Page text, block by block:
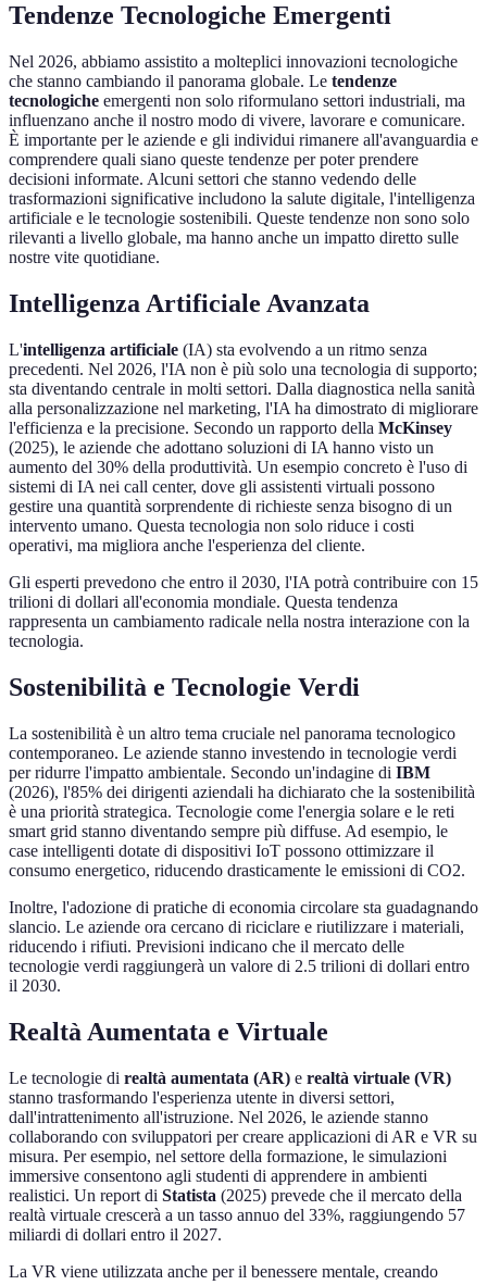
Tendenze Tecnologiche Emergenti
Nel 2026, abbiamo assistito a molteplici innovazioni tecnologiche
che stanno cambiando il panorama globale. Le tendenze
tecnologiche emergenti non solo riformulano settori industriali, ma
influenzano anche il nostro modo di vivere, lavorare e comunicare.
È importante per le aziende e gli individui rimanere all'avanguardia e
comprendere quali siano queste tendenze per poter prendere
decisioni informate. Alcuni settori che stanno vedendo delle
trasformazioni significative includono la salute digitale, l'intelligenza
artificiale e le tecnologie sostenibili. Queste tendenze non sono solo
rilevanti a livello globale, ma hanno anche un impatto diretto sulle
nostre vite quotidiane.
Intelligenza Artificiale Avanzata
L'intelligenza artificiale (IA) sta evolvendo a un ritmo senza
precedenti. Nel 2026, l'IA non è più solo una tecnologia di supporto;
sta diventando centrale in molti settori. Dalla diagnostica nella sanità
alla personalizzazione nel marketing, l'IA ha dimostrato di migliorare
l'efficienza e la precisione. Secondo un rapporto della McKinsey
(2025), le aziende che adottano soluzioni di IA hanno visto un
aumento del 30% della produttività. Un esempio concreto è l'uso di
sistemi di IA nei call center, dove gli assistenti virtuali possono
gestire una quantità sorprendente di richieste senza bisogno di un
intervento umano. Questa tecnologia non solo riduce i costi
operativi, ma migliora anche l'esperienza del cliente.
Gli esperti prevedono che entro il 2030, l'IA potrà contribuire con 15
trilioni di dollari all'economia mondiale. Questa tendenza
rappresenta un cambiamento radicale nella nostra interazione con la
tecnologia.
Sostenibilità e Tecnologie Verdi
La sostenibilità è un altro tema cruciale nel panorama tecnologico
contemporaneo. Le aziende stanno investendo in tecnologie verdi
per ridurre l'impatto ambientale. Secondo un'indagine di IBM
(2026), l'85% dei dirigenti aziendali ha dichiarato che la sostenibilità
è una priorità strategica. Tecnologie come l'energia solare e le reti
smart grid stanno diventando sempre più diffuse. Ad esempio, le
case intelligenti dotate di dispositivi IoT possono ottimizzare il
consumo energetico, riducendo drasticamente le emissioni di CO2.
Inoltre, l'adozione di pratiche di economia circolare sta guadagnando
slancio. Le aziende ora cercano di riciclare e riutilizzare i materiali,
riducendo i rifiuti. Previsioni indicano che il mercato delle
tecnologie verdi raggiungerà un valore di 2.5 trilioni di dollari entro
il 2030.
Realtà Aumentata e Virtuale
Le tecnologie di realtà aumentata (AR) e realtà virtuale (VR)
stanno trasformando l'esperienza utente in diversi settori,
dall'intrattenimento all'istruzione. Nel 2026, le aziende stanno
collaborando con sviluppatori per creare applicazioni di AR e VR su
misura. Per esempio, nel settore della formazione, le simulazioni
immersive consentono agli studenti di apprendere in ambienti
realistici. Un report di Statista (2025) prevede che il mercato della
realtà virtuale crescerà a un tasso annuo del 33%, raggiungendo 57
miliardi di dollari entro il 2027.
La VR viene utilizzata anche per il benessere mentale, creando